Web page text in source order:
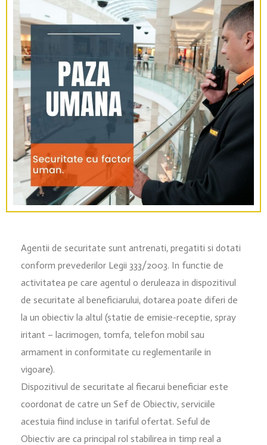
Agentii de securitate sunt antrenati, pregatiti si dotati
conform prevederilor Legii 333/2003. In functie de
activitatea pe care agentul o deruleaza in dispozitivul
de securitate al beneficiarului, dotarea poate diferi de
la un obiectiv la altul (statie de emisie-receptie, spray
iritant – lacrimogen, tomfa, telefon mobil sau
armament in conformitate cu reglementarile in
vigoare).
Dispozitivul de securitate al fiecarui beneficiar este
coordonat de catre un Sef de Obiectiv, serviciile
acestuia fiind incluse in tariful ofertat. Seful de
Obiectiv are ca principal rol stabilirea in timp real a